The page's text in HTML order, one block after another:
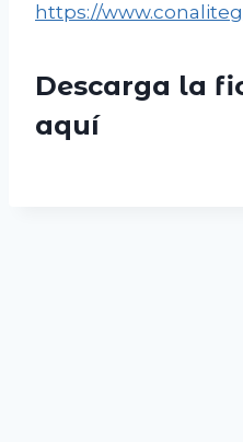
https://
Descarga la
aquí